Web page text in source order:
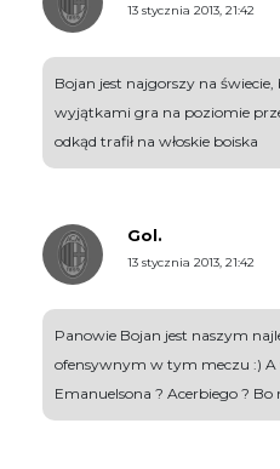
13 stycznia 2013, 21:42
Bojan jest najgorszy na świecie,
wyjątkami gra na poziomie
odkąd trafił na włoskie boiska
Gol.
13 stycznia 2013, 21:42
Panowie Bojan jest naszym
ofensywnym w tym meczu :) A
Emanuelsona ? Acerbiego ? Bo